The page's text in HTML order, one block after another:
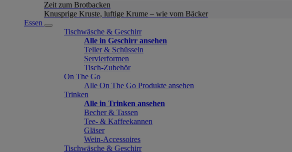
Zeit zum Brotbacken
Knusprige Kruste, luftige Krume – wie vom Bäcker
Essen
Tischwäsche & Geschirr
Alle in Geschirr ansehen
Teller & Schüsseln
Servierformen
Tisch-Zubehör
On The Go
Alle On The Go Produkte ansehen
Trinken
Alle in Trinken ansehen
Becher & Tassen
Tee- & Kaffeekannen
Gläser
Wein-Accessoires
Tischwäsche & Geschirr